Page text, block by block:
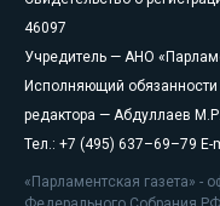
46097
Учредитель — АНО
Исполняющий обязанности
редактора — Абдуллаев М.Р.
Тел.: +7 (495) 637–69–79 E-
«Парламентская газета» -